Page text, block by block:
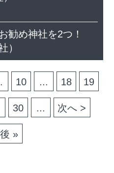
勧め神社を2つ！
）
10 ... 18 19
30 ... 次へ >
»